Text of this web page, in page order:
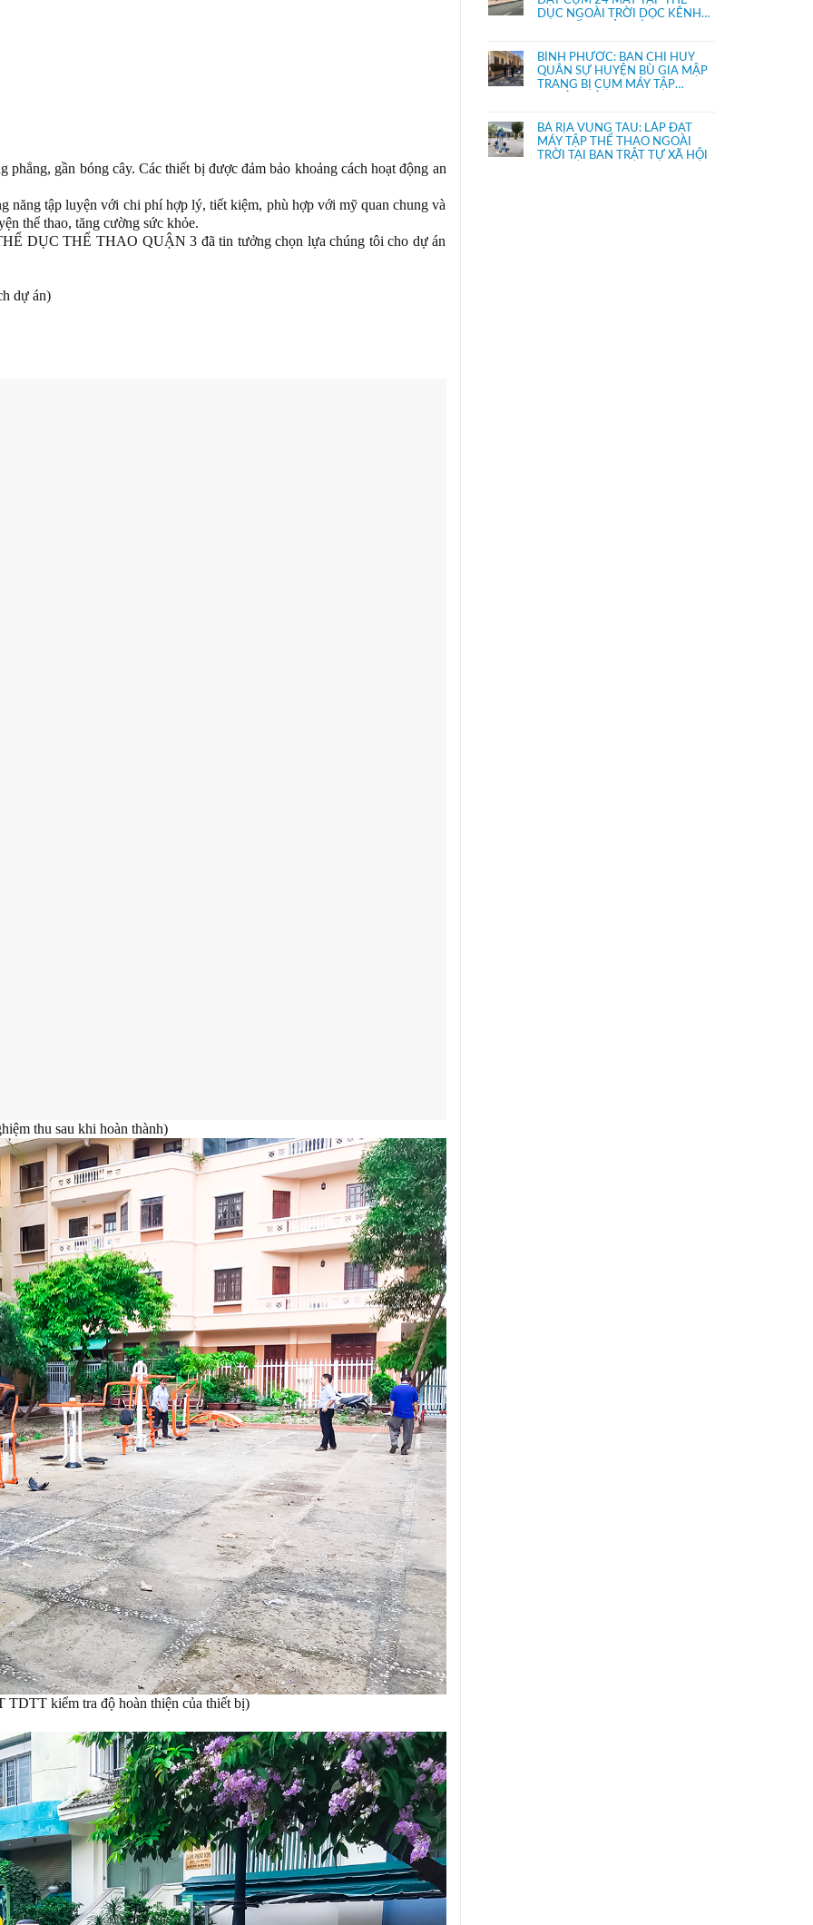
phẳng, gần bóng cây. Các thiết bị được đảm bảo khoảng cách hoạt động an
năng tập luyện với chi phí hợp lý, tiết kiệm, phù hợp với mỹ quan chung và
thể thao, tăng cường sức khỏe.
DỤC THỂ THAO QUẬN 3 đã tin tưởng chọn lựa chúng tôi cho dự án
dự án)
TDTT kiểm tra độ hoàn thiện của thiết bị)
DỤC NGOÀI TRỜI DỌC KÊNH
BÌNH PHƯỚC: BAN CHỈ HUY
QUÂN SỰ HUYỆN BÙ GIA MẬP
TRANG BỊ CỤM MÁY TẬP
BÀ RỊA VŨNG TÀU: LẮP ĐẶT
MÁY TẬP THỂ THAO NGOÀI
TRỜI TẠI BAN TRẬT TỰ XÃ HỘI